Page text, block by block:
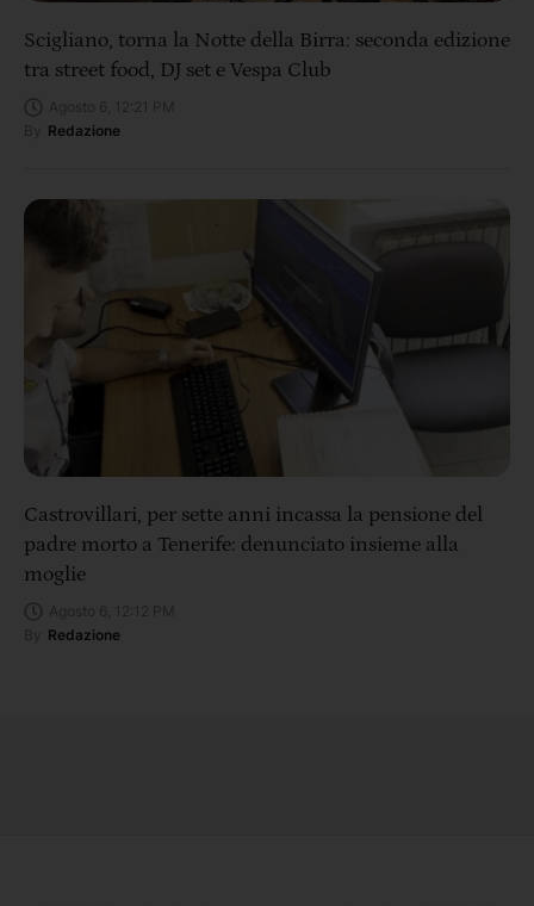
Scigliano, torna la Notte della Birra: seconda edizione
tra street food, DJ set e Vespa Club
Redazione
Castrovillari, per sette anni incassa la pensione del
padre morto a Tenerife: denunciato insieme alla
moglie
Redazione